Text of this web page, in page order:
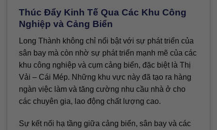
Thúc Đẩy Kinh Tế Qua Các Khu Công
Nghiệp và Cảng Biển
Long Thành không chỉ nổi bật với sự phát triển của
sân bay mà còn nhờ sự phát triển mạnh mẽ của các
khu công nghiệp và cụm cảng biển, đặc biệt là Thị
Vải – Cái Mép. Những khu vực này đã tạo ra hàng
ngàn việc làm và tăng cường nhu cầu nhà ở cho
các chuyên gia, lao động chất lượng cao.
Sự kết nối hạ tầng giữa cảng biển, sân bay và các